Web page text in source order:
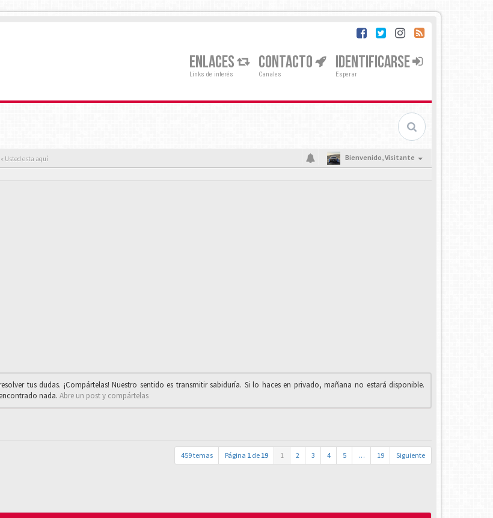
ENLACES
Links de interés
CONTACTO
Canales
IDENTIFICARSE
Esperar
« Usted esta aquí Bienvenido,Visitante
tus dudas. ¡Compártelas! Nuestro sentido es transmitir sabiduría. Si lo haces en privado, mañana no estará disponible.
nada. Abre un post y compártelas
459 temas Página 1 de 19 1 2 3 4 5 … 19 Siguiente